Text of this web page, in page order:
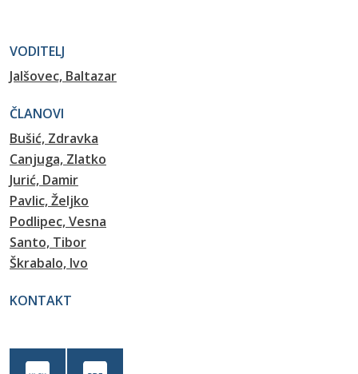
VODITELJ
Jalšovec, Baltazar
ČLANOVI
Bušić, Zdravka
Canjuga, Zlatko
Jurić, Damir
Pavlic, Željko
Podlipec, Vesna
Santo, Tibor
Škrabalo, Ivo
KONTAKT